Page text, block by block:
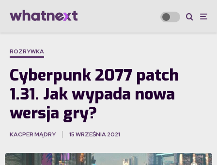
ROZRYWKA
Cyberpunk 2077 patch
1.31. Jak wypada nowa
wersja gry?
KACPER MĄDRY 15 WRZEŚNIA 2021